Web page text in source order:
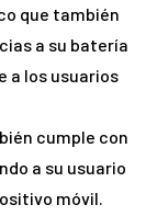
que también
a su batería
a los usuarios
cumple con
a su usuario
móvil.